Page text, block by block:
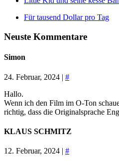
Für tausend Dollar pro Tag
Neuste Kommentare
Simon
24. Februar, 2024 | #
Hallo.
Wenn ich den Film im O-Ton
richtig, dass die Originalsprache
KLAUS SCHMITZ
12. Februar, 2024 | #